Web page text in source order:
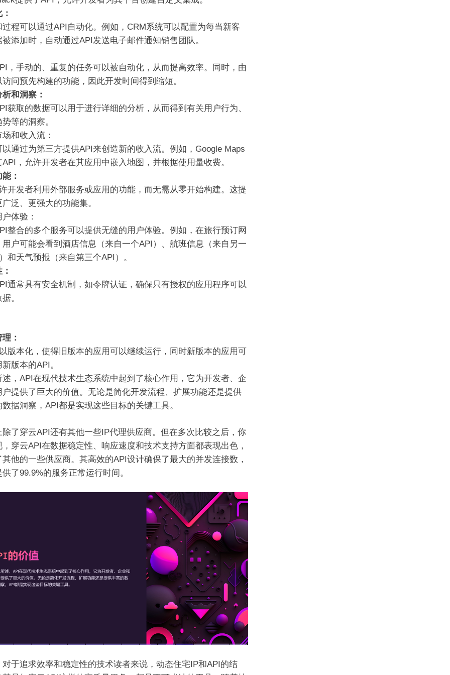
过程可以通过API自动化。例如，CRM系统可以配置为每当新客
添加时，自动通过API发送电子邮件通知销售团队。
，手动的、重复的任务可以被自动化，从而提高效率。同时，由
问预先构建的功能，因此开发时间得到缩短。
和洞察：
获取的数据可以用于进行详细的分析，从而得到有关用户行为、
等的洞察。
和收入流：
以通过为第三方提供API来创造新的收入流。例如，Google Maps
，允许开发者在其应用中嵌入地图，并根据使用量收费。
：
开发者利用外部服务或应用的功能，而无需从零开始构建。这提
泛、更强大的功能集。
体验：
整合的多个服务可以提供无缝的用户体验。例如，在旅行预订网
用户可能会看到酒店信息（来自一个API）、航班信息（来自另一
和天气预报（来自第三个API）。
通常具有安全机制，如令牌认证，确保只有授权的应用程序可以
。
：
版本化，使得旧版本的应用可以继续运行，同时新版本的应用可
版本的API。
述，API在现代技术生态系统中起到了核心作用，它为开发者、企
户提供了巨大的价值。无论是简化开发流程、扩展功能还是提供
据洞察，API都是实现这些目标的关键工具。
除了穿云API还有其他一些IP代理供应商。但在多次比较之后，你
，穿云API在数据稳定性、响应速度和技术支持方面都表现出色，
其他的一些供应商。其高效的API设计确保了最大的并发连接数，
了99.9%的服务正常运行时间。
对于追求效率和稳定性的技术读者来说，动态住宅IP和API的结